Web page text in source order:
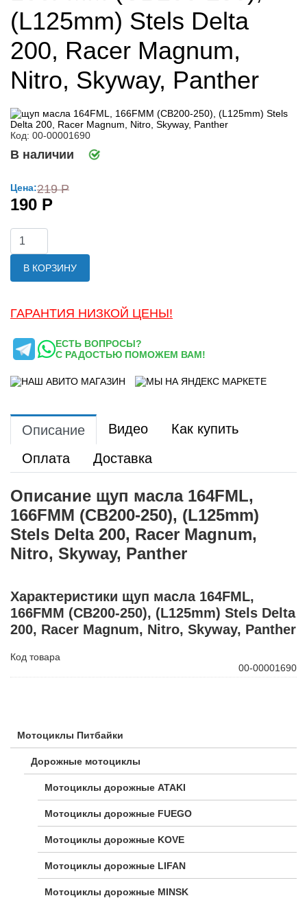
Мотоциклы Питбайки
Дорожные мотоциклы
Мотоциклы дорожные ATAKI
Мотоциклы дорожные FUEGO
Мотоциклы дорожные KOVE
Мотоциклы дорожные LIFAN
Мотоциклы дорожные MINSK
(L125mm) Stels Delta
200, Racer Magnum,
Nitro, Skyway, Panther
Код: 00-00001690
В наличии
Цена:219 Р
190 Р
В КОРЗИНУ
ГАРАНТИЯ НИЗКОЙ ЦЕНЫ!
ЕСТЬ ВОПРОСЫ?
С РАДОСТЬЮ ПОМОЖЕМ ВАМ!
Описание Видео
Как купить
Оплата
Доставка
Описание щуп масла 164FML,
166FMM (CB200-250), (L125mm)
Stels Delta 200, Racer Magnum,
Nitro, Skyway, Panther
Характеристики щуп масла 164FML,
166FMM (CB200-250), (L125mm) Stels Delta
200, Racer Magnum, Nitro, Skyway, Panther
Код товара
00-00001690